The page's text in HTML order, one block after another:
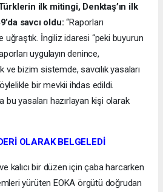
ilk mitingi, Denktaş’ın ilk
savcı oldu:“Raporları
uğraştık. İngiliz idaresi “peki buyurun
uygulayın denince,
ve bizim sistemde, savcılık yasaları
bir mevkii ihdas edildi.
bu yasaları hazırlayan kişi olarak
OLARAK BELGELEDİ
kalıcı bir düzen için çaba harcarken
yürüten EOKA örgütü doğrudan